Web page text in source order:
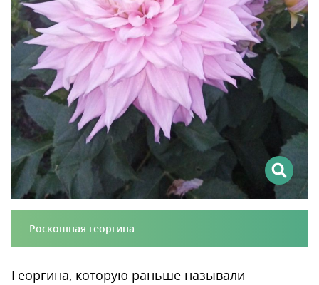
Роскошная георгина
Георгина, которую раньше называли